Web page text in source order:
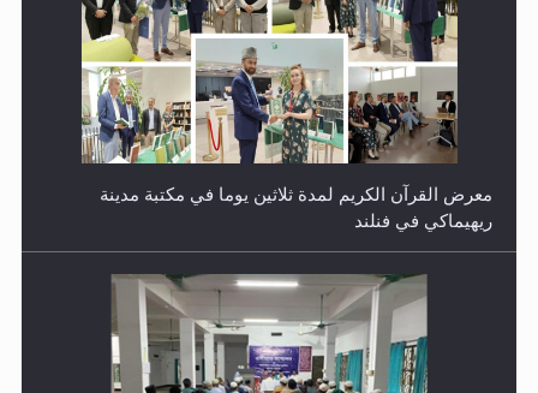
معرض القرآن الكريم لمدة ثلاثين يوما في مكتبة مدينة
ريهيماكي في فنلند